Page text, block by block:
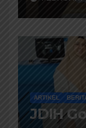
Hukum
ARTIKEL
JDIH